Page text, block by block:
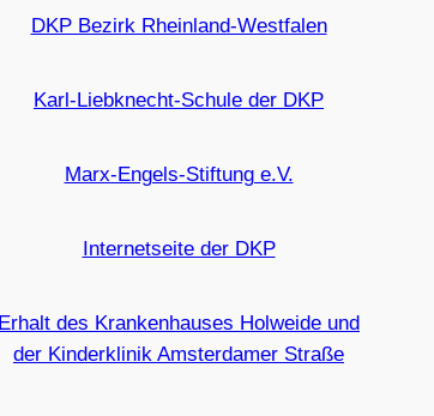
DKP Bezirk Rheinland-Westfalen
Karl-Liebknecht-Schule der DKP
Marx-Engels-Stiftung e.V.
Internetseite der DKP
Erhalt des Krankenhauses Holweide und
der Kinderklinik Amsterdamer Straße